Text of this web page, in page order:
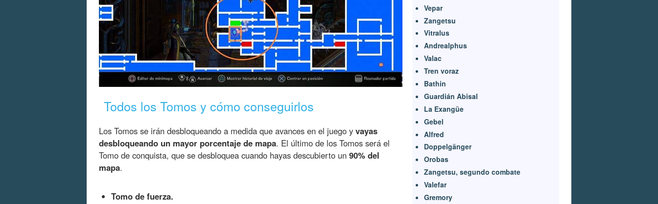
Todos los Tomos y cómo conseguirlos
Los Tomos se irán desbloqueando a medida que avances en el juego y vayas
desbloqueando un mayor porcentaje de mapa. El último de los Tomos será el
Tomo de conquista, que se desbloquea cuando hayas descubierto un 90% del
mapa.
Tomo de fuerza.
Vepar
Zangetsu
Vitralus
Andrealphus
Valac
Tren voraz
Bathin
Guardián Abisal
La Exangüe
Gebel
Alfred
Doppelgänger
Orobas
Zangetsu, segundo combate
Valefar
Gremory